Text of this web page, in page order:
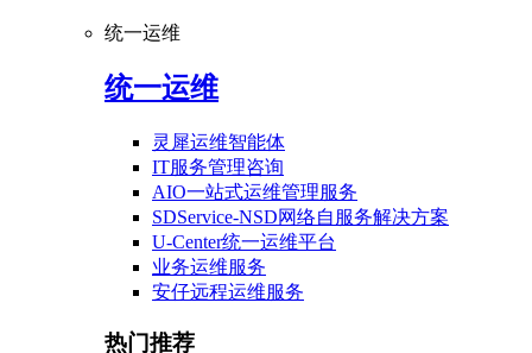
统一运维
统一运维
灵犀运维智能体
IT服务管理咨询
AIO一站式运维管理服务
SDService-NSD网络自服务解决方案
U-Center统一运维平台
业务运维服务
安仔远程运维服务
热门推荐